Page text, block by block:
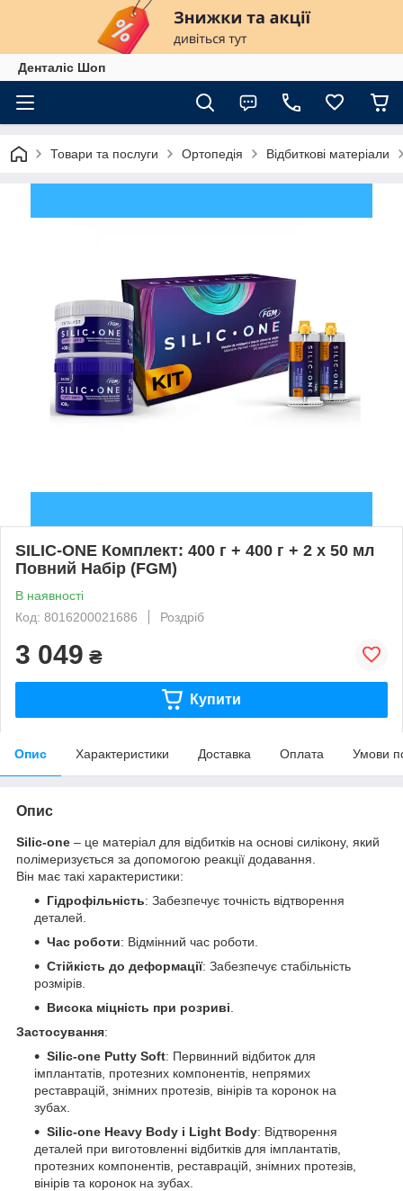
Денталіс Шоп
Товари та послуги Ортопедія Відбиткові матеріали
SILIC-ONE Комплект: 400 г + 400 г + 2 x 50 мл
Повний Набір (FGM)
В наявності
Код: 8016200021686
Роздріб
3 049 ₴
Купити
Опис Характеристики Доставка Оплата Умови
Опис
Silic-one – це матеріал для відбитків на основі силікону, який
полімеризується за допомогою реакції додавання.
Він має такі характеристики:
Гідрофільність: Забезпечує точність відтворення
деталей.
Час роботи: Відмінний час роботи.
Стійкість до деформації: Забезпечує стабільність
розмірів.
Висока міцність при розриві
Застосування:
Silic-one Putty Soft: Первинний відбиток для
імплантатів, протезних компонентів, непрямих
реставрацій, знімних протезів, вінірів та коронок на
зубах.
Silic-one Heavy Body і Light Body: Відтворення
деталей при виготовленні відбитків для імплантатів,
протезних компонентів, реставрацій, знімних протезів,
вінірів та коронок на зубах.